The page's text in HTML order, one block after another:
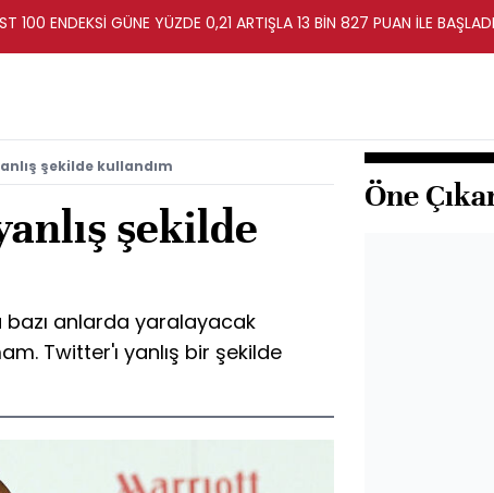
100 ENDEKSİ GÜNE YÜZDE 0,21 ARTIŞLA 13 BİN 827 PUAN İLE BAŞLADI
şekilde kullandım
şekilde
bazı anlarda yaralayacak
Twitter'ı yanlış bir şekilde
Öne